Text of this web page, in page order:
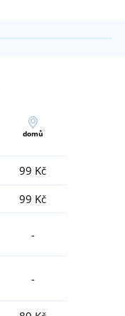
domů
99 Kč
99 Kč
-
-